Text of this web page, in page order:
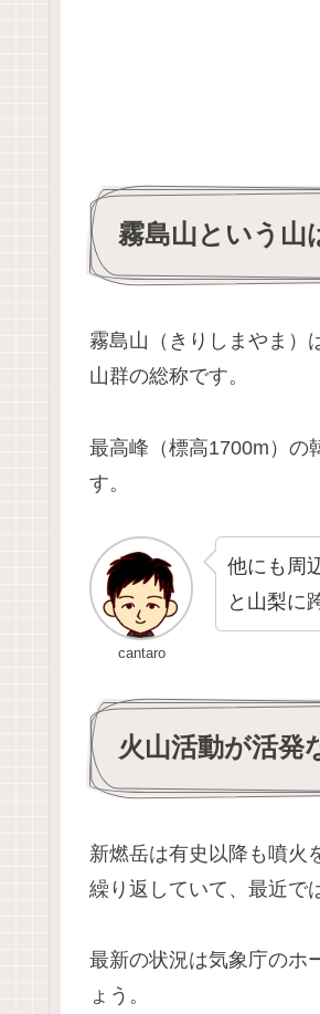
霧島山という山
霧島山（きりしまやま）
山群の総称です。
最高峰（標高1700m）の
す。
cantaro
他にも周
と山梨に
火山活動が活発
新燃岳は有史以降も噴火
繰り返していて、最近で
最新の状況は気象庁のホ
ょう。